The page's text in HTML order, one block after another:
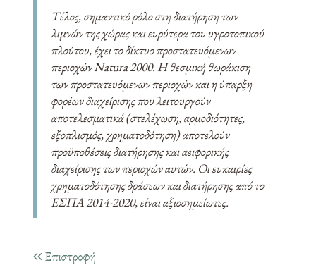
Τέλος, σημαντικό ρόλο στη διατήρηση των
λιμνών της χώρας και ευρύτερα του υγροτοπικού
πλούτου, έχει το δίκτυο προστατευόμενων
περιοχών Natura 2000. Η θεσμική θωράκιση
των προστατευόμενων περιοχών και η ύπαρξη
φορέων διαχείρισης που λειτουργούν
αποτελεσματικά (στελέχωση, αρμοδιότητες,
εξοπλισμός, χρηματοδότηση) αποτελούν
προϋποθέσεις διατήρησης και αειφορικής
διαχείρισης των περιοχών αυτών. Oι ευκαιρίες
χρηματοδότησης δράσεων και διατήρησης από το
ΕΣΠΑ 2014-2020, είναι αξιοσημείωτες.
Επιστροφή